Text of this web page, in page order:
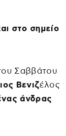
στο σημείο
Σαββάτου
Βενιζέλος
άνδρας